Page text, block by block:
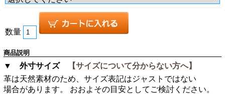
数量
商品説明
▼ 外寸サイズ
【サイズについて分からない方へ】
革は天然素材のため、サイズ表記はジャストではない
場合があります。 おおよその目安としてご検討ください。